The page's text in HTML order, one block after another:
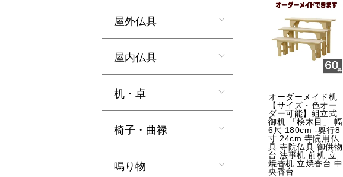
オーダーメイド机
【サイズ・色オー
ダー可能】組立式
御机 「桧木目」 幅
6尺 180cm -奥行8
寸 24cm 寺院用仏
具 寺院仏具 御供物
台 法事机 前机 立
焼香机 立焼香台 中
央香台
屋外仏具
屋内仏具
机・卓
椅子・曲禄
鳴り物